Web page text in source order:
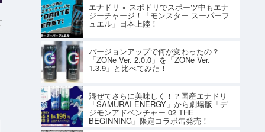
エナドリ × スポドリでスポーツ中もエナ
ジーチャージ！「モンスター スーパーフ
ュエル」日本上陸！
バージョンアップで何が変わったの？
「ZONe Ver. 2.0.0」を「ZONe Ver.
1.3.9」と比べてみた！
混ぜてさらに美味しく！？国産エナドリ
「SAMURAI ENERGY」から劇場版「デ
ジモンアドベンチャー 02 THE
BEGINNING」限定コラボ缶発売！